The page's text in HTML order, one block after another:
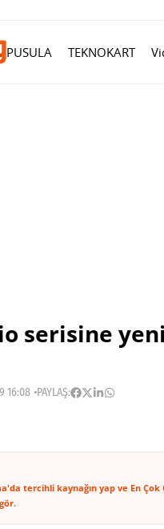
PUSULA TEKNOKART
serisine
16:08 PAYLAŞ:
tercihli kaynağın yap ve En Çok